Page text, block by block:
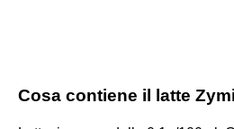
Cosa contiene il latte